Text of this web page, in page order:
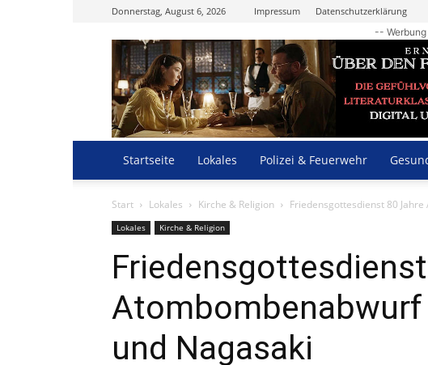
Donnerstag, August 6, 2026 Impressum Datenschutzerklärung
--
Startseite Lokales Polizei & Feuerwehr
Start Lokales Kirche & Religion Friedensgottesdienst 80
Lokales Kirche & Religion
und Nagasaki